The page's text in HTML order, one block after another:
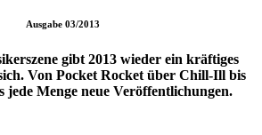
Ausgabe 03/2013
gibt 2013 wieder ein kräftiges
Von Pocket Rocket über Chill-Ill bis
jede Menge neue Veröffentlichungen.